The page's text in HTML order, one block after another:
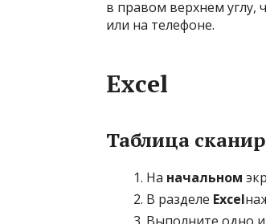
в правом верхнем углу,
или на телефоне.
Excel
Таблица
На начальном
В разделе Excel